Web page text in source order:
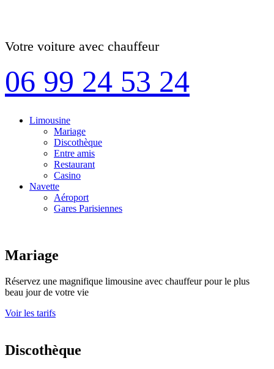
Votre voiture avec chauffeur
06 99 24 53 24
Limousine
Mariage
Discothèque
Entre amis
Restaurant
Casino
Navette
Aéroport
Gares Parisiennes
Mariage
Réservez une magnifique limousine avec chauffeur pour le plus
beau jour de votre vie
Voir les tarifs
Discothèque